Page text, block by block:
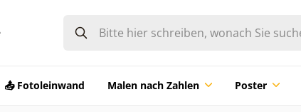
📤 Fotoleinwand Malen nach Zahlen Poster